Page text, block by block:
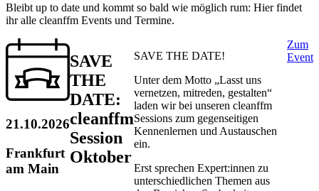
Bleibt up to date und kommt so bald wie möglich rum: Hier findet
ihr alle cleanffm Events und Termine.
21.10.2026
Frankfurt
am Main
SAVE
THE
DATE:
cleanffm
Session
Oktober
SAVE THE DATE!
Unter dem Motto „Lasst uns
vernetzen, mitreden, gestalten“
laden wir bei unseren cleanffm
Sessions zum gegenseitigen
Kennenlernen und Austauschen
ein.
Erst sprechen Expert:innen zu
unterschiedlichen Themen aus
Zum
Event